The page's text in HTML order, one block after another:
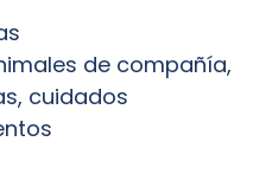
de compañía,
cuidados